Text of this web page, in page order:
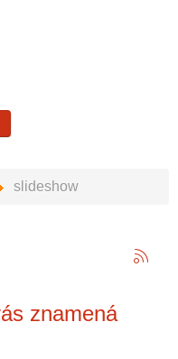
slideshow
znamená